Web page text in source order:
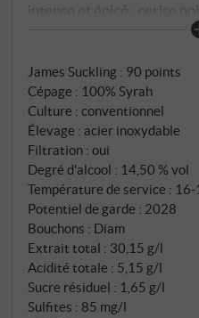
intense et épicé : cerise
noir et de fins arômes
acidité douce et bien
agréablement épicée. un
moderne à la structure
James Suckling : 90 points
Cépage : 100% Syrah
Culture : conventionnel
Élevage : acier inoxydable
Filtration : oui
Degré d'alcool : 14,50 % vol
Température de service :
Potentiel de garde : 2028
Bouchons : Diam
Extrait total : 30,15 g/l
Acidité totale : 5,15 g/l
Sucre résiduel : 1,65 g/l
Sulfites : 85 mg/l